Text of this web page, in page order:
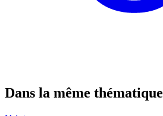
Dans la même thématique